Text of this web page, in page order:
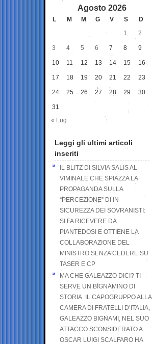
Agosto 2026
L M M G V S
D
1
2
3 4 5 6 7 8 9
10 11 12 13 14 15 16
17 18 19 20 21 22 23
24 25 26 27 28 29 30
31
« Lug
Leggi gli ultimi articoli
inseriti
IL BLITZ DI SILVIA SALIS AL
VIMINALE CHE SPIAZZA LA
PROPAGANDA SULLA
“PERCEZIONE” DI IN-
SICUREZZA DEI SOVRANISTI:
SI FA RICEVERE DA
PIANTEDOSI E OTTIENE LA
COLLABORAZIONE DEL
MINISTRO SENZA CEDERE SU
TASER E CP
MA CHE GALEAZZO DICI? TI
SERVE UN BIGNAMINO DI
STORIA. IL CAPOGRUPPO ALLA
CAMERA DI FRATELLI D’ITALIA,
GALEAZZO BIGNAMI, NEL SUO
ATTACCO SCONSIDERATO A
OSCAR LUIGI SCALFARO HA